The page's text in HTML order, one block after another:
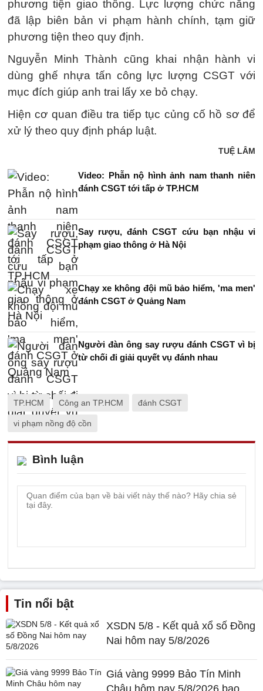
phương tiện giao thông. Lực lượng chức năng
đã lập biên bản vi phạm hành chính, tạm giữ
phương tiện theo quy định.
Nguyễn Minh Thành cũng khai nhận hành vi
dùng ghế nhựa tấn công lực lượng CSGT với
mục đích giúp anh trai lấy xe bỏ chạy.
Hiện cơ quan điều tra tiếp tục củng cố hồ sơ để
xử lý theo quy định pháp luật.
TUỆ LÂM
Video: Phẫn nộ hình ảnh nam thanh niên
đánh CSGT tới tấp ở TP.HCM
Say rượu, đánh CSGT cứu bạn nhậu vi
phạm giao thông ở Hà Nội
Chạy xe không đội mũ bảo hiểm, 'ma men'
đánh CSGT ở Quảng Nam
Người đàn ông say rượu đánh CSGT vì bị
từ chối đi giải quyết vụ đánh nhau
TP.HCM Công an TP.HCM đánh CSGT
vi phạm nồng độ cồn
Bình luận
Tin nổi bật
XSDN 5/8 - Kết quả xổ số Đồng
Nai hôm nay 5/8/2026
Giá vàng 9999 Bảo Tín Minh
Châu hôm nay 5/8/2026 bao